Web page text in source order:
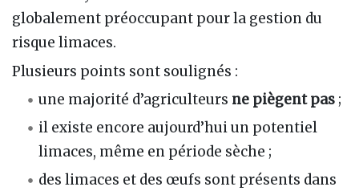
globalement préoccupant pour la gestion du
risque limaces.
Plusieurs points sont soulignés :
une majorité d’agriculteurs ne piègent pas ;
il existe encore aujourd’hui un potentiel
limaces, même en période sèche ;
des limaces et des œufs sont présents dans